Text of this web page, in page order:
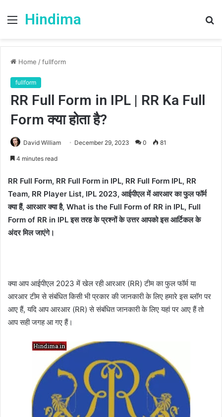
Menu
Hindima
Home /fullform
fullform
RR Full Form in IPL | RR Ka Full
Form क्या होता है?
David William December 29, 2023 0 81
4 minutes read
RR Full Form, RR Full Form in IPL, RR Full Form IPL, RR
Team, RR Player List, IPL 2023, आईपीएल में आरआर का फुल फॉर्म
क्या हैं, आरआर क्या है, What is the Full Form of RR in IPL, Full
Form of RR in IPL इस तरह के प्रश्नों के उत्तर आपको इस आर्टिकल के
अंदर मिल जाएंगे।
क्या आप आईपीएल 2023 में खेल रही आरआर (RR) टीम का फुल फॉर्म या
आरआर टीम से संबंधित किसी भी प्रकार की जानकारी के लिए हमारे इस ब्लॉग पर
आए हैं, यदि आप आरआर (RR) से संबंधित जानकारी के लिए यहां पर आए हैं तो
आप सही जगह आ गए हैं।